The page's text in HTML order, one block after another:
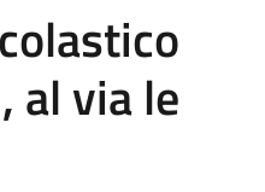
al via le